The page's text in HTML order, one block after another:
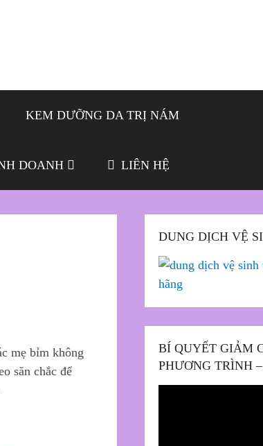
KEM DƯỠNG DA TRỊ NÁM
DOANH LIÊN HỆ
mẹ bỉm không
săn chắc để
DUNG DỊCH VỆ
BÍ QUYẾT GIẢM
PHƯƠNG TRÌNH